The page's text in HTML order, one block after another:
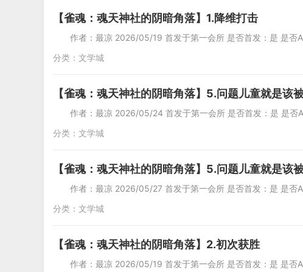
【雀魂：魂天神社的阴暗角落】1.降维打击
作者：最凉 2026/05/19 首发于第一会所 是否首发：是 是否
分类： 文学城
【雀魂：魂天神社的阴暗角落】5.问题儿童就是该
作者：最凉 2026/05/24 首发于第一会所 是否首发：是 是否
分类： 文学城
【雀魂：魂天神社的阴暗角落】5.问题儿童就是该
作者：最凉 2026/05/27 首发于第一会所 是否首发：是 是否
分类： 文学城
【雀魂：魂天神社的阴暗角落】2.初次获胜
作者：最凉 2026/05/19 首发于第一会所 是否首发：是 是否